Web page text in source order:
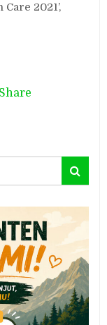
2021’,
Messenger
Share
Search